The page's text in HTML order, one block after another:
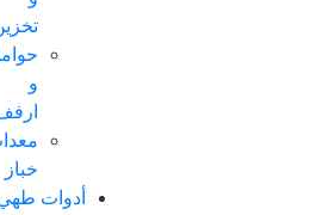
تخزين
حوامل
ارفف
معدات
خباز
أدوات طهي